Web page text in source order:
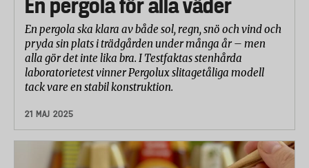
En pergola för alla väder
En pergola ska klara av både sol, regn, snö och vind och
pryda sin plats i trädgården under många år – men
alla gör det inte lika bra. I Testfaktas stenhårda
laboratorietest vinner Pergolux slitagetåliga modell
tack vare en stabil konstruktion.
21 MAJ 2025